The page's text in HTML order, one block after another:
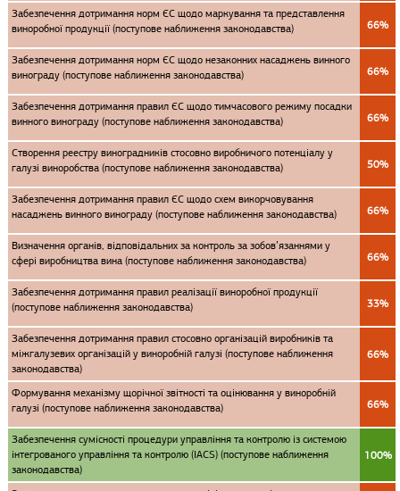
Забезпечення дотримання норм ЄС щодо маркування та представлення
виноробної продукції (поступове наближення законодавства)
66%
Забезпечення дотримання норм ЄС щодо незаконних насаджень винного
винограду (поступове наближення законодавства)
66%
Забезпечення дотримання правил ЄС щодо тимчасового режиму посадки
винного винограду (поступове наближення законодавства)
66%
Створення реестру виноградників стосовно виробничого потенціалу у
галузі виноробства (поступове наближення законодавства)
50%
Забезпечення дотримання правил ЄС щодо схем викорчовування
насаджень винного винограду (поступове наближення законодавства)
66%
Визначення органів, відповідальних за контроль за зобов’язаннями у
сфері виробництва вина (поступове наближення законодавства)
66%
Забезпечення дотримання правил реалізації виноробної продукції
(поступове наближення законодавства)
33%
Забезпечення дотримання правил стосовно організацій виробників та
міжгалузевих організацій у виноробній галузі (поступове наближення
законодавства)
66%
Формування механізму щорічної звітності та оцінювання у виноробній
галузі (поступове наближення законодавства)
66%
Забезпечення сумісності процедури управління та контролю із системою
інтегрованого управління та контролю (IACS) (поступове наближення
законодавства)
100%